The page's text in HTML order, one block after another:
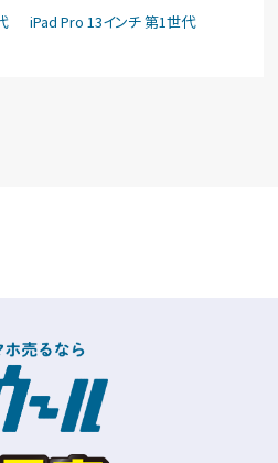
iPad Pro 13インチ 第1世代